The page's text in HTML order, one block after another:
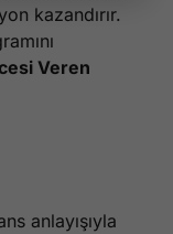
kazandırır.
Veren
anlayışıyla